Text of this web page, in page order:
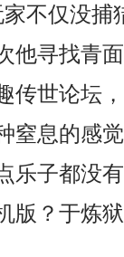
不仅没捕
他寻找青
传世论坛
窒息的感
乐子都没
版？于炼